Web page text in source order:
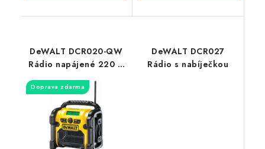
DeWALT DCR020-QW
Rádio napájené 220 V
nebo XR baterií 10,8 V,
14,4 V a 18 V - bez
baterie + USB + AUX
vstup / příjem
digitálního a
analogového signálu
Doprava zdarma
DeWALT DCR027
Rádio s nabíječkou